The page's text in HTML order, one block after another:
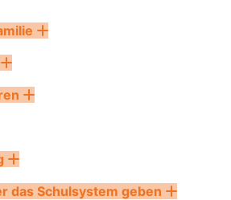
das Schulsystem geben